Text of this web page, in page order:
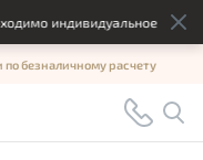
индивидуальное
безналичному расчету